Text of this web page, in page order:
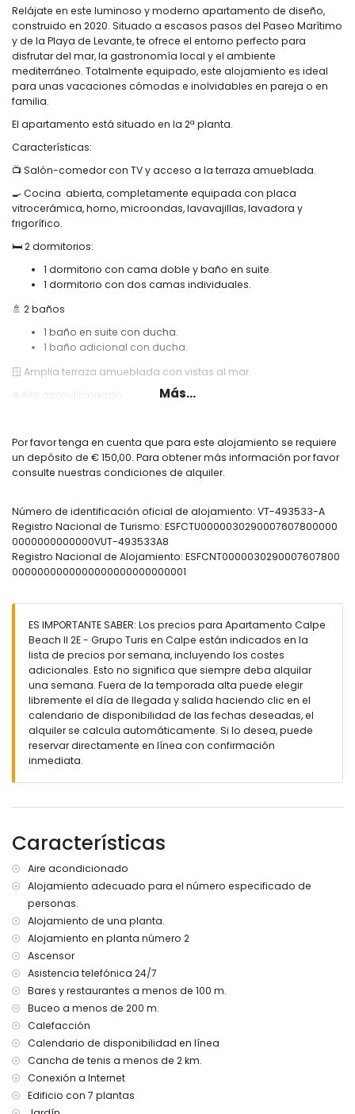
Relájate en este luminoso y moderno apartamento de diseño,
construido en 2020. Situado a escasos pasos del Paseo Marítimo
y de la Playa de Levante, te ofrece el entorno perfecto para
disfrutar del mar, la gastronomía local y el ambiente
mediterráneo. Totalmente equipado, este alojamiento es ideal
para unas vacaciones cómodas e inolvidables en pareja o en
familia.
El apartamento está situado en la 2ª planta.
Características:
📺 Salón-comedor con TV y acceso a la terraza amueblada.
🍳 Cocina abierta, completamente equipada con placa
vitrocerámica, horno, microondas, lavavajillas, lavadora y
frigorífico.
🛏️ 2 dormitorios:
1 dormitorio con cama doble y baño en suite.
1 dormitorio con dos camas individuales.
🚿 2 baños
1 baño en suite con ducha.
1 baño adicional con ducha.
🪟 Amplia terraza amueblada con vistas al mar.
❄️ Aire acondicionado.
🏊 Piscina comunitaria y ducha exterior.
🛝 Parque infantil.
🅿️ Plaza de garaje opcional. Consultar disponibilidad y precio.
🚭 No está permitido fumar dentro del alojamiento.
🚫 No se permiten mascotas.
📦 Ropa de cama, toallas y paños de cocina incluidos.
📞 Servicio de atención telefónica de emergencia 24 horas.
🔐 Alojamiento registrado oficialmente.
Más...
Por favor tenga en cuenta que para este alojamiento se requiere
un depósito de € 150,00. Para obtener más información por favor
consulte nuestras condiciones de alquiler.
Número de identificación oficial de alojamiento: VT-493533-A
Registro Nacional de Turismo: ESFCTU0000030290007607800000
0000000000000VUT-493533A8
Registro Nacional de Alojamiento: ESFCNT0000030290007607800
0000000000000000000000000001
ES IMPORTANTE SABER: Los precios para Apartamento Calpe
Beach II 2E - Grupo Turis en Calpe están indicados en la
lista de precios por semana, incluyendo los costes
adicionales. Esto no significa que siempre deba alquilar
una semana. Fuera de la temporada alta puede elegir
libremente el día de llegada y salida haciendo clic en el
calendario de disponibilidad de las fechas deseadas, el
alquiler se calcula automáticamente. Si lo desea, puede
reservar directamente en línea con confirmación
inmediata.
Características
Aire acondicionado
Alojamiento adecuado para el número especificado de
personas.
Alojamiento de una planta.
Alojamiento en planta número 2
Ascensor
Asistencia telefónica 24/7
Bares y restaurantes a menos de 100 m.
Buceo a menos de 200 m.
Calefacción
Calendario de disponibilidad en línea
Cancha de tenis a menos de 2 km.
Conexión a Internet
Edificio con 7 plantas